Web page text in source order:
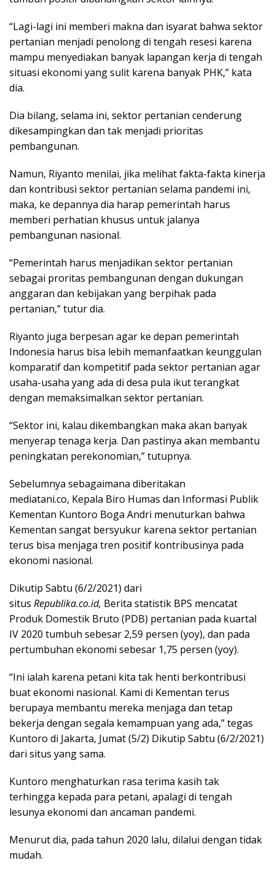
“Lagi-lagi ini memberi makna dan isyarat bahwa sektor
pertanian menjadi penolong di tengah resesi karena
mampu menyediakan banyak lapangan kerja di tengah
situasi ekonomi yang sulit karena banyak PHK,” kata
dia.
Dia bilang, selama ini, sektor pertanian cenderung
dikesampingkan dan tak menjadi prioritas
pembangunan.
Namun, Riyanto menilai, jika melihat fakta-fakta kinerja
dan kontribusi sektor pertanian selama pandemi ini,
maka, ke depannya dia harap pemerintah harus
memberi perhatian khusus untuk jalanya
pembangunan nasional.
“Pemerintah harus menjadikan sektor pertanian
sebagai proritas pembangunan dengan dukungan
anggaran dan kebijakan yang berpihak pada
pertanian,” tutur dia.
Riyanto juga berpesan agar ke depan pemerintah
Indonesia harus bisa lebih memanfaatkan keunggulan
komparatif dan kompetitif pada sektor pertanian agar
usaha-usaha yang ada di desa pula ikut terangkat
dengan memaksimalkan sektor pertanian.
“Sektor ini, kalau dikembangkan maka akan banyak
menyerap tenaga kerja. Dan pastinya akan membantu
peningkatan perekonomian,” tutupnya.
Sebelumnya sebagaimana diberitakan
mediatani.co, Kepala Biro Humas dan Informasi Publik
Kementan Kuntoro Boga Andri menuturkan bahwa
Kementan sangat bersyukur karena sektor pertanian
terus bisa menjaga tren positif kontribusinya pada
ekonomi nasional.
Dikutip Sabtu (6/2/2021) dari
situs Republika.co.id, Berita statistik BPS mencatat
Produk Domestik Bruto (PDB) pertanian pada kuartal
IV 2020 tumbuh sebesar 2,59 persen (yoy), dan pada
pertumbuhan ekonomi sebesar 1,75 persen (yoy).
“Ini ialah karena petani kita tak henti berkontribusi
buat ekonomi nasional. Kami di Kementan terus
berupaya membantu mereka menjaga dan tetap
bekerja dengan segala kemampuan yang ada,” tegas
Kuntoro di Jakarta, Jumat (5/2) Dikutip Sabtu (6/2/2021)
dari situs yang sama.
Kuntoro menghaturkan rasa terima kasih tak
terhingga kepada para petani, apalagi di tengah
lesunya ekonomi dan ancaman pandemi.
Menurut dia, pada tahun 2020 lalu, dilalui dengan tidak
mudah.